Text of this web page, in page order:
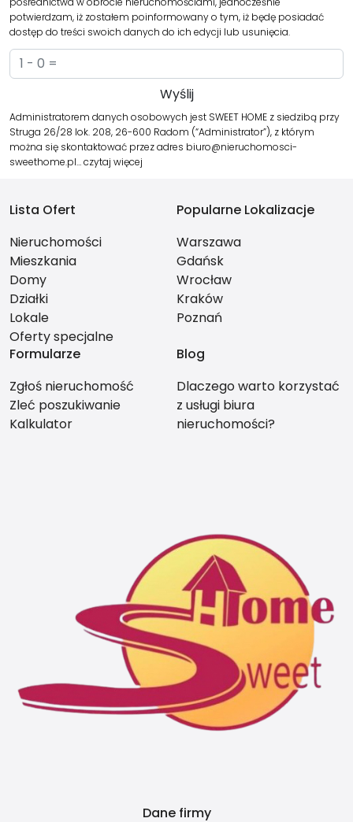
potwierdzam, iż zostałem poinformowany o tym, iż będę posiadać
dostęp do treści swoich danych do ich edycji lub usunięcia.
Administratorem danych osobowych jest SWEET HOME z siedzibą przy
Struga 26/28 lok. 208, 26-600 Radom (“Administrator”), z którym
można się skontaktować przez adres biuro@nieruchomosci-
sweethome.pl…czytaj więcej
Lista Ofert
Nieruchomości
Mieszkania
Domy
Działki
Lokale
Oferty specjalne
Popularne Lokalizacje
Warszawa
Gdańsk
Wrocław
Kraków
Poznań
Formularze
Zgłoś nieruchomość
Zleć poszukiwanie
Kalkulator
Blog
Dlaczego warto korzystać
z usługi biura
nieruchomości?
Dane firmy